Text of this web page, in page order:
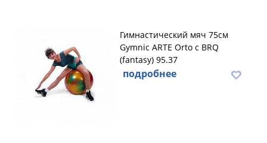
Гимнастический мяч 75см
Gymnic ARTE Orto с BRQ
(fantasy) 95.37
подробнее